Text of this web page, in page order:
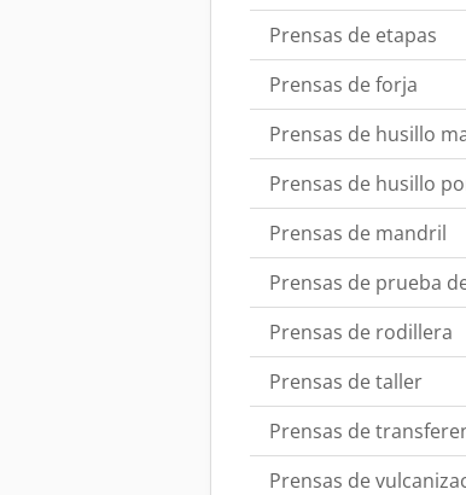
Prensas de etapas
Prensas de forja
Prensas de husillo
Prensas de husillo
Prensas de mandril
Prensas de prueba
Prensas de rodillera
Prensas de taller
Prensas de
Prensas de